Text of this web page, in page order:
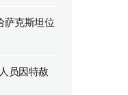
萨克斯坦位
员因特赦